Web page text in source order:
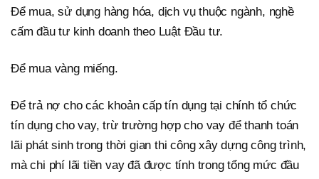
Để mua, sử dụng hàng hóa, dịch vụ thuộc ngành, nghề
cấm đầu tư kinh doanh theo Luật Đầu tư.
Để mua vàng miếng.
Để trả nợ cho các khoản cấp tín dụng tại chính tổ chức
tín dụng cho vay, trừ trường hợp cho vay để thanh toán
lãi phát sinh trong thời gian thi công xây dựng công trình,
mà chi phí lãi tiền vay đã được tính trong tổng mức đầu